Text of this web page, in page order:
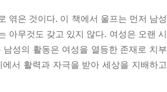
엮은 것이다. 이 책에서 울프는 먼저 남성
아무것도 갖고 있지 않다. 여성은 오랜 시
성의 활동은 여성을 열등한 존재로 치부
서 활력과 자극을 받아 세상을 지배하고